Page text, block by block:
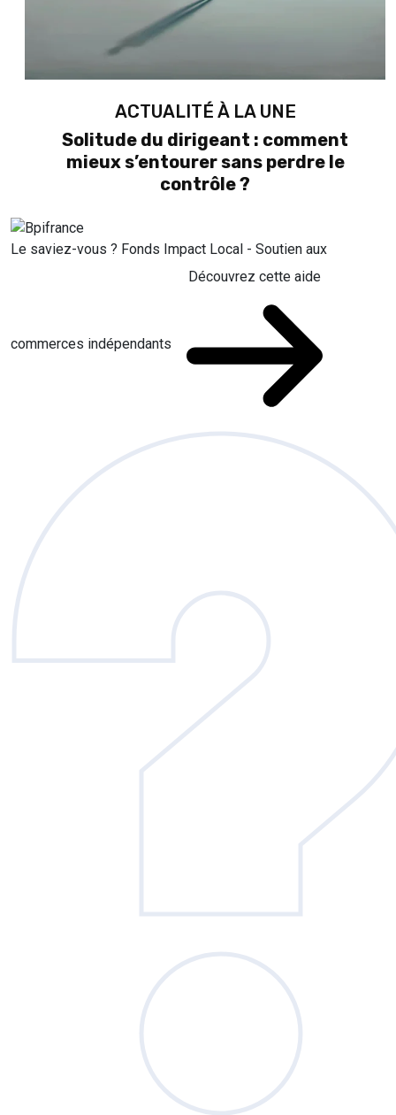
ACTUALITÉ À LA UNE
Solitude du dirigeant : comment
mieux s’entourer sans perdre le
contrôle ?
Le saviez-vous ? Fonds Impact Local - Soutien aux
commerces indépendants
Découvrez cette aide